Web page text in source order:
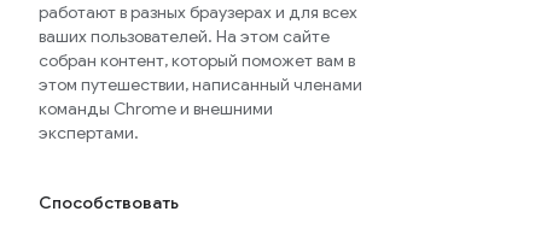
работают в разных браузерах и для всех
ваших пользователей. На этом сайте
собран контент, который поможет вам в
этом путешествии, написанный членами
команды Chrome и внешними
экспертами.
Способствовать